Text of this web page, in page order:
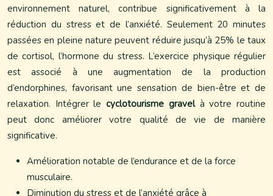
environnement naturel, contribue significativement à la
réduction du stress et de l’anxiété. Seulement 20 minutes
passées en pleine nature peuvent réduire jusqu’à 25% le taux
de cortisol, l’hormone du stress. L’exercice physique régulier
est associé à une augmentation de la production
d’endorphines, favorisant une sensation de bien-être et de
relaxation. Intégrer lecyclotourisme gravel à votre routine
peut donc améliorer votre qualité de vie de manière
significative.
Amélioration notable de l’endurance et de la force
musculaire.
Diminution du stress et de l’anxiété grâce à